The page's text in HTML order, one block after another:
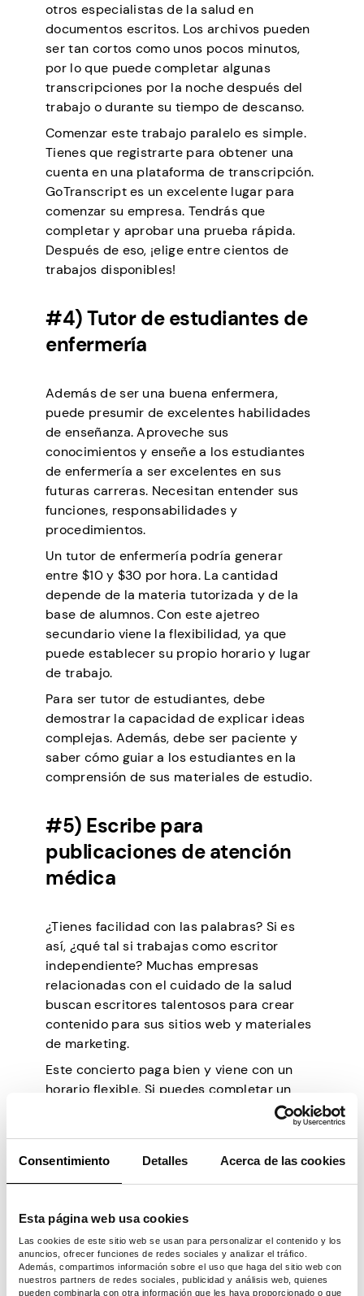
Consentimiento Detalles Acerca de las cookies
Esta página web usa cookies
Las cookies de este sitio web se usan para personalizar el contenido y los
anuncios, ofrecer funciones de redes sociales y analizar el tráfico.
Además, compartimos información sobre el uso que haga del sitio web con
nuestros partners de redes sociales, publicidad y análisis web, quienes
pueden combinarla con otra información que les haya proporcionado o que
otros especialistas de la salud en
documentos escritos. Los archivos pueden
ser tan cortos como unos pocos minutos,
por lo que puede completar algunas
transcripciones por la noche después del
trabajo o durante su tiempo de descanso.
Comenzar este trabajo paralelo es simple.
Tienes que registrarte para obtener una
cuenta en una plataforma de transcripción.
GoTranscript es un excelente lugar para
comenzar su empresa. Tendrás que
completar y aprobar una prueba rápida.
Después de eso, ¡elige entre cientos de
trabajos disponibles!
#4) Tutor de estudiantes de
enfermería
Además de ser una buena enfermera,
puede presumir de excelentes habilidades
de enseñanza. Aproveche sus
conocimientos y enseñe a los estudiantes
de enfermería a ser excelentes en sus
futuras carreras. Necesitan entender sus
funciones, responsabilidades y
procedimientos.
Un tutor de enfermería podría generar
entre $10 y $30 por hora. La cantidad
depende de la materia tutorizada y de la
base de alumnos. Con este ajetreo
secundario viene la flexibilidad, ya que
puede establecer su propio horario y lugar
de trabajo.
Para ser tutor de estudiantes, debe
demostrar la capacidad de explicar ideas
complejas. Además, debe ser paciente y
saber cómo guiar a los estudiantes en la
comprensión de sus materiales de estudio.
#5) Escribe para
publicaciones de atención
médica
¿Tienes facilidad con las palabras? Si es
así, ¿qué tal si trabajas como escritor
independiente? Muchas empresas
relacionadas con el cuidado de la salud
buscan escritores talentosos para crear
contenido para sus sitios web y materiales
de marketing.
Este concierto paga bien y viene con un
horario flexible. Si puedes completar un
artículo de 1,000 palabras en dos horas y
hacerlo después de tu trabajo diario, eso
crezca sus habilidades y su base de
clientes, puede establecer una tarifa por
sociales o en tu propio sitio web. Asegúrese
de decirles a los clientes cuánto tiempo ha
estado en la industria de la enfermería y